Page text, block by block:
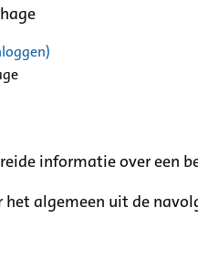
informatie over een
algemeen uit de